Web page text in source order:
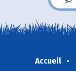
Accueil